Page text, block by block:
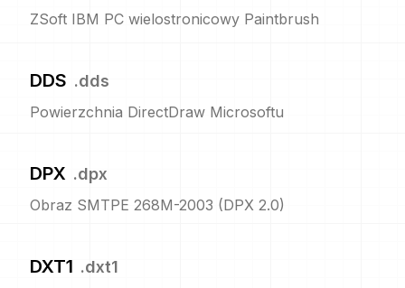
ZSoft IBM PC wielostronicowy Paintbrush
DDS .dds
Powierzchnia DirectDraw Microsoftu
DPX .dpx
Obraz SMTPE 268M-2003 (DPX 2.0)
DXT1 .dxt1